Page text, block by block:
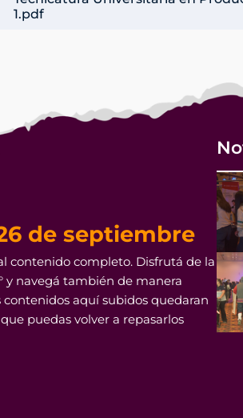
1.pdf
de septiembre
contenido completo. Disfrutá de la
y navegá también de manera
contenidos aquí subidos quedaran
puedas volver a repasarlos